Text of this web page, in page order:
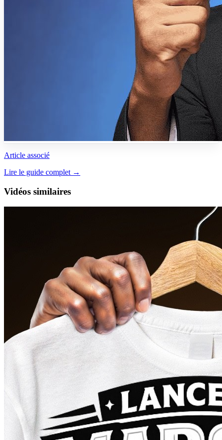
Article associé
Lire le guide complet →
Vidéos similaires